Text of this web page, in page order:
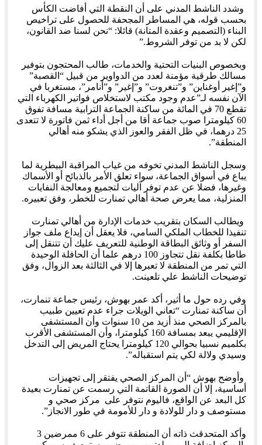
وشدد الناشط المدني على أن النقطة التي أفاضت الكأس
بحسب قوله، هي المساطر المجحفة للحصول على تراخيص
البناء (التصميم وعقدة المتانة) قائلا: “نحن لسنا ضد القانون،
لكن لا بد من توفر الشروط.”
وبخصوص البنيات التحتية والخدمات، طالب المحتجون بتوفير
مسالك طرقية مؤمنة لعدد من الدواوير من قبيل “القصبة”
و”إغير أوغناين” و”تنغروت” و”إغير” و”أنامر”، مستغربا في
الآن نفسه لـ”عدم وجود مكتب لاستخلاص فواتير الكهرباء التي
تقطع 70 في المائة من ساكنة الجماعة الترابية مسافة تفوق
60 كيلومترا صوب جماعة أقا من أجل أداء ثمن فاتورة لا تتعدى
25 درهما، في ظل الفقر والعوز الذي يشكو منه أهالي
المنطقة”.
وسجل الناشط المدني تخوفه من غياب المراقبة البيطرية لما
يباع في أسواق الجماعة، سواء تعلق الأمر بالذبائح أو الأسماك
وغيرها، فضلا عن عدم توفر آليات لتجميع ومعالجة النفايات
المنزلية، مما يعرض صحة أهالي تمنارت للخطر، وفق تعبيره.
ويطالب السكان بتقريب خدمات الإدارة من أهالي تمنارت
تنفيذا للخطاب الملكي السامي، فلا يعقل أن إيداع ملف جواز
السفر أو وثائق البطاقة الوطنية للتعريف عليك أن تتنقل إلى
طاطا بكلفة نقل تتجاوز 100 درهم علما أن الحافلة الوحيدة
التي تمر من المنطقة لا تعبرها إلا في الثالثة بعد الزوال، وفق
توضيحات الناشط علي تلعينت.
وفي رده حول ما أثير، أكد عمر بهوش، رئيس جماعة تنمارت،
أن ساكنة تمنارت “تعاني الويلات جراء عدم تعيين طبيب
بالمركز الصحي منذ أزيد من 10 سنوات وأن المستشفى
الإقليمي يبعد بمسافة 160 كيلومترا، وأن المستشفى الأقرب
بكلميم نسبيا بحوالي 120 كيلومترا يحتاج المريض إلى التدخل
وسيدي ولالة لكي يتم استقباله”.
وأوضح بهوش “أن المركز الصحي يفتقر إلى تجهيزات
أساسية، إلا أن الصورة القاتمة التي رسمت عن تمنارت بعيدة
كل البعد عن الواقع، فاليوم نتوفر على مركز صحي و
مستوصف و دار للولادة و دار للأمومة في طور الانجاز”.
وأكد المتحدقث ذاته أن المنطقة تتوفر على 6 ممرضين 3